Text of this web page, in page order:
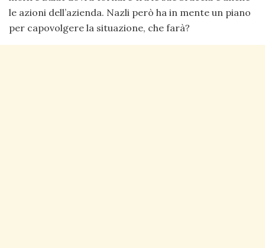
le azioni dell’azienda. Nazli però ha in mente un piano
per capovolgere la situazione, che farà?